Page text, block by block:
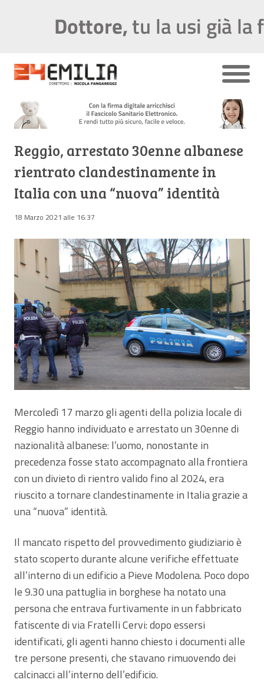
Reggio, arrestato 30enne albanese
rientrato clandestinamente in
Italia con una “nuova” identità
18 Marzo 2021 alle 16:37
Mercoledì 17 marzo gli agenti della polizia locale di
Reggio hanno individuato e arrestato un 30enne di
nazionalità albanese: l’uomo, nonostante in
precedenza fosse stato accompagnato alla frontiera
con un divieto di rientro valido fino al 2024, era
riuscito a tornare clandestinamente in Italia grazie a
una “nuova” identità.
Il mancato rispetto del provvedimento giudiziario è
stato scoperto durante alcune verifiche effettuate
all’interno di un edificio a Pieve Modolena. Poco dopo
le 9.30 una pattuglia in borghese ha notato una
persona che entrava furtivamente in un fabbricato
fatiscente di via Fratelli Cervi: dopo essersi
identificati, gli agenti hanno chiesto i documenti alle
tre persone presenti, che stavano rimuovendo dei
calcinacci all’interno dell’edificio.